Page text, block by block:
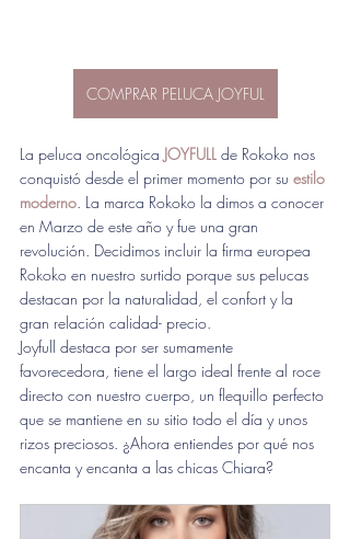
COMPRAR PELUCA JOYFUL
La peluca oncológica JOYFULL de Rokoko nos
conquistó desde el primer momento por su estilo
moderno. La marca Rokoko la dimos a conocer
en Marzo de este año y fue una gran
revolución. Decidimos incluir la firma europea
Rokoko en nuestro surtido porque sus pelucas
destacan por la naturalidad, el confort y la
gran relación calidad- precio.
Joyfull destaca por ser sumamente
favorecedora, tiene el largo ideal frente al roce
directo con nuestro cuerpo, un flequillo perfecto
que se mantiene en su sitio todo el día y unos
rizos preciosos. ¿Ahora entiendes por qué nos
encanta y encanta a las chicas Chiara?